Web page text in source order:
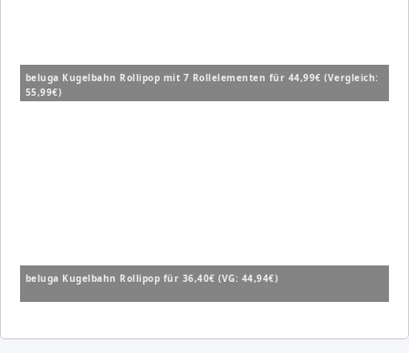
beluga Kugelbahn Rollipop mit 7 Rollelementen für 44,99€ (Vergleich:
55,99€)
beluga Kugelbahn Rollipop für 36,40€ (VG: 44,94€)